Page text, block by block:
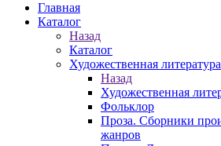
Главная
Каталог
Назад
Каталог
Художественная литература
Назад
Художественная
Фольклор
Проза. Сборники
жанров